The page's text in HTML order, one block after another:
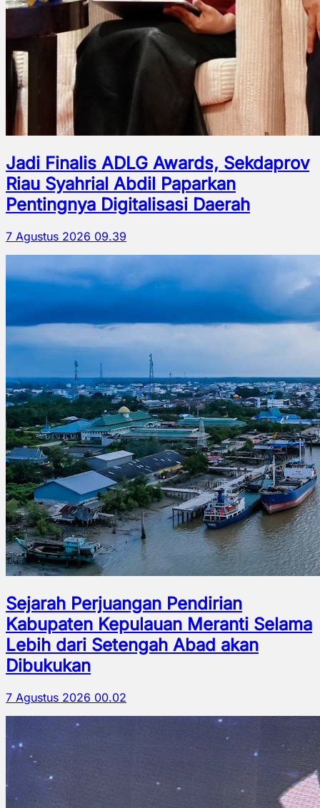
Jadi Finalis ADLG Awards, Sekdaprov
Riau Syahrial Abdil Paparkan
Pentingnya Digitalisasi Daerah
7 Agustus 2026 09.39
Sejarah Perjuangan Pendirian
Kabupaten Kepulauan Meranti Selama
Lebih dari Setengah Abad akan
Dibukukan
7 Agustus 2026 00.02